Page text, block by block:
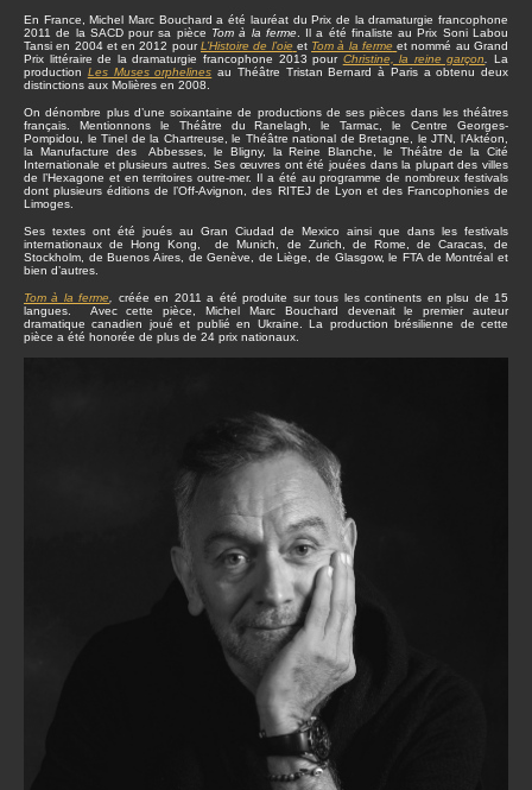
En France, Michel Marc Bouchard a été lauréat du Prix de la dramaturgie francophone
2011 de la SACD pour sa pièce Tom à la ferme. Il a été finaliste au Prix Soni Labou
Tansi en 2004 et en 2012 pourL’Histoire de l’oie et Tom à la ferme et nommé au Grand
Prix littéraire de la dramaturgie francophone 2013 pour Christine, la reine garçon .La
production Les Muses orphelines au Théâtre Tristan Bernard à Paris a obtenu deux
distinctions aux Molières en 2008.
On dénombre plus d’une soixantaine de productions de ses pièces dans les théâtres
français. Mentionnons le Théâtre du Ranelagh, le Tarmac, le Centre Georges-
Pompidou, le Tinel de la Chartreuse, le Théâtre national de Bretagne, le JTN, l’Aktéon,
la Manufacture des Abbesses, le Bligny, la Reine Blanche, le Théâtre de la Cité
Internationale et plusieurs autres. Ses œuvres ont été jouées dans la plupart des villes
de l’Hexagone et en territoires outre-mer. Il a été au programme de nombreux festivals
dont plusieurs éditions de l’Off-Avignon, des RITEJ de Lyon et des Francophonies de
Limoges.
Ses textes ont été joués au Gran Ciudad de Mexico ainsi que dans les festivals
internationaux de Hong Kong, de Munich, de Zurich, de Rome, de Caracas, de
Stockholm, de Buenos Aires, de Genève, de Liège, de Glasgow, le FTA de Montréal et
bien d’autres.
Tom à la ferme
créée en 2011 a été produite sur tous les continents en plsu de 15
langues. Avec cette pièce, Michel Marc Bouchard devenait le premier auteur
dramatique canadien joué et publié en Ukraine. La production brésilienne de cette
pièce a été honorée de plus de 24 prix nationaux.